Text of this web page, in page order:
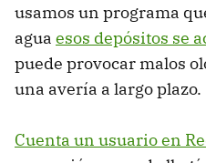
usamos un programa
agua esos depósitos se
puede provocar malos
una avería a largo plazo.
Cuenta un usuario en